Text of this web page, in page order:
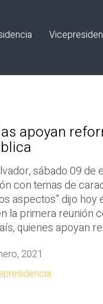
apoyan
sábado 09 de
con temas de
aspectos” dijo hoy
la primera reunión
quienes apoyan
2021